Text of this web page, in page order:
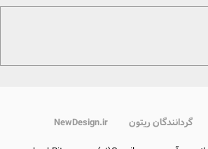
گردانندگان ریتون NewDesign.ir